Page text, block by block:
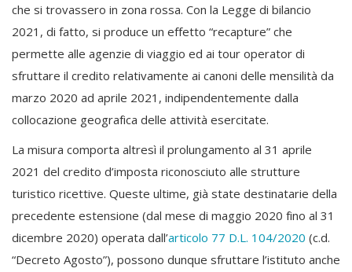
che si trovassero in zona rossa. Con la Legge di bilancio
2021, di fatto, si produce un effetto “recapture” che
permette alle agenzie di viaggio ed ai tour operator di
sfruttare il credito relativamente ai canoni delle mensilità da
marzo 2020 ad aprile 2021, indipendentemente dalla
collocazione geografica delle attività esercitate.
La misura comporta altresì il prolungamento al 31 aprile
2021 del credito d’imposta riconosciuto alle strutture
turistico ricettive. Queste ultime, già state destinatarie della
precedente estensione (dal mese di maggio 2020 fino al 31
dicembre 2020) operata dall’articolo 77 D.L. 104/2020 (c.d.
“Decreto Agosto”), possono dunque sfruttare l’istituto anche